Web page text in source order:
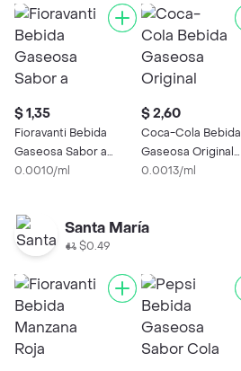
$ 1,35
Fioravanti Bebida
Gaseosa Sabor a
Fresa
0.0010/ml
$ 2,60
Coca-Cola Bebida
Gaseosa Original
2000 mL
0.0013/ml
Santa María
$0.49